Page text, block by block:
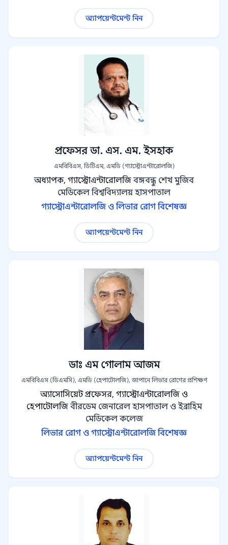
অ্যাপয়েন্টমেন্ট নিন
প্রফেসর ডা. এস. এম. ইসহাক
এমবিবিএস, ডিটিএম, এমডি (গ্যাস্ট্রোএন্টারোলজি)
অধ্যাপক, গ্যাস্ট্রোএন্টারোলজি বঙ্গবন্ধু শেখ মুজিব
মেডিকেল বিশ্ববিদ্যালয় হাসপাতাল
গ্যাস্ট্রোএন্টারোলজি ও লিভার রোগ বিশেষজ্ঞ
অ্যাপয়েন্টমেন্ট নিন
ডাঃ এম গোলাম আজম
এমবিবিএস (ডিএমসি), এমডি (হেপাটোলজি), জাপানে লিভার রোগের প্রশিক্ষণ
অ্যাসোসিয়েট প্রফেসর, গ্যাস্ট্রোএন্টারোলজি ও
হেপাটোলজি বীরডেম জেনারেল হাসপাতাল ও ইব্রাহিম
মেডিকেল কলেজ
লিভার রোগ ও গ্যাস্ট্রোএন্টারোলজি বিশেষজ্ঞ
অ্যাপয়েন্টমেন্ট নিন